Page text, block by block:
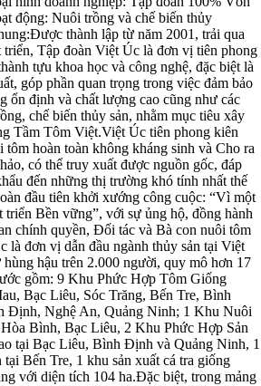
động: Nuôi trồng và chế biến thủy
thành lập từ năm 2001, trải qua
triển, Tập đoàn Việt Úc là đơn vị tiên phong
tựu khoa học và công nghệ, đặc biệt là
góp phần quan trọng trong việc đảm bảo
ổn định và chất lượng cao cũng như các
chế biến thủy sản, nhằm mục tiêu xây
Tầm Tôm Việt.Việt Úc tiên phong kiên
hoàn toàn không kháng sinh và Cho ra
có thể truy xuất được nguồn gốc, đáp
đến những thị trường khó tính nhất thế
đầu tiên khởi xướng công cuộc: “Vì một
triển Bền vững”, với sự ủng hộ, đồng hành
chính quyền, Đối tác và Bà con nuôi tôm
là đơn vị dẫn đầu ngành thủy sản tại Việt
hậu trên 2.000 người, quy mô hơn 17
gồm: 9 Khu Phức Hợp Tôm Giống
Bạc Liêu, Sóc Trăng, Bến Tre, Bình
Định, Nghệ An, Quảng Ninh; 1 Khu Nuôi
Bình, Bạc Liêu, 2 Khu Phức Hợp Sản
tại Bạc Liêu, Bình Định và Quảng Ninh, 1
Bến Tre, 1 khu sản xuất cá tra giống
với diện tích 104 ha.Đặc biệt, trong mảng